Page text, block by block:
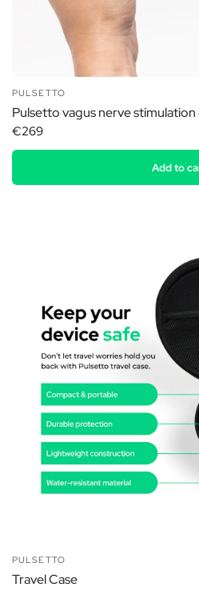
PULSETTO
Pulsetto vagus nerve stimulation
€269
Add to
PULSETTO
Travel Case